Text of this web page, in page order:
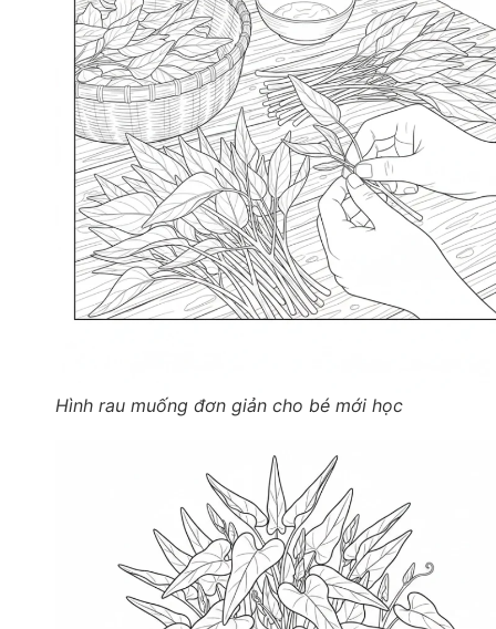
Hình rau muống đơn giản cho bé mới học